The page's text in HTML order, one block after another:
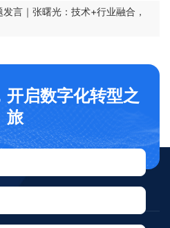
言｜张曙光：技术+行业融合，
开启数字化转型之
旅